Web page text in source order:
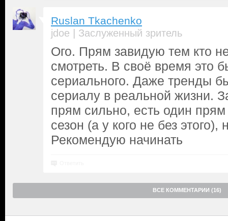
Ruslan Tkachenko
jdoe | Заслуженный зритель
Ого. Прям завидую тем кто
смотреть. В своё время это
сериального. Даже тренды
сериалу в реальной жизни.
прям сильно, есть один
сезон (а у кого не без
Рекомендую начинать
ВСЕ КОММЕНТАРИИ (16)